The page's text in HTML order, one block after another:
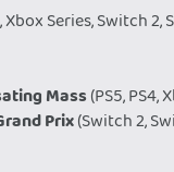
Xbox Series, Switch 2,
Mass(PS5, PS4,
Prix(Switch 2,